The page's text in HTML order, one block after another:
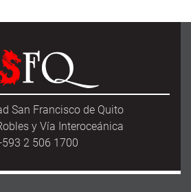
San Francisco de Quito
y Vía Interoceánica
2 506 1700